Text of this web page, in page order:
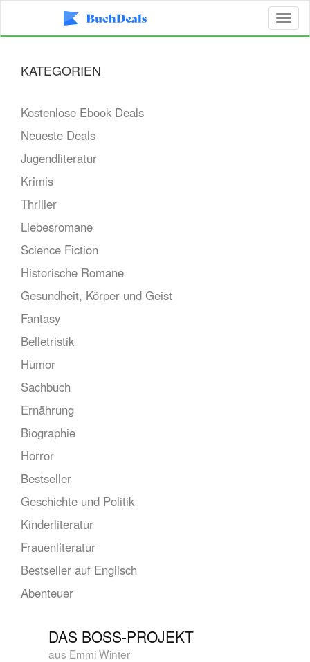
KATEGORIEN
Kostenlose Ebook Deals
Neueste Deals
Jugendliteratur
Krimis
Thriller
Liebesromane
Science Fiction
Historische Romane
Gesundheit, Körper und Geist
Fantasy
Belletristik
Humor
Sachbuch
Ernährung
Biographie
Horror
Bestseller
Geschichte und Politik
Kinderliteratur
Frauenliteratur
Bestseller auf Englisch
Abenteuer
DAS BOSS-PROJEKT
aus Emmi Winter